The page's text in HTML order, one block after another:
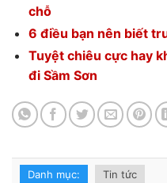
chỗ
6 điều bạn nên biết
Tuyệt chiêu cực hay
đi Sầm Sơn
Danh mục: Tin tức